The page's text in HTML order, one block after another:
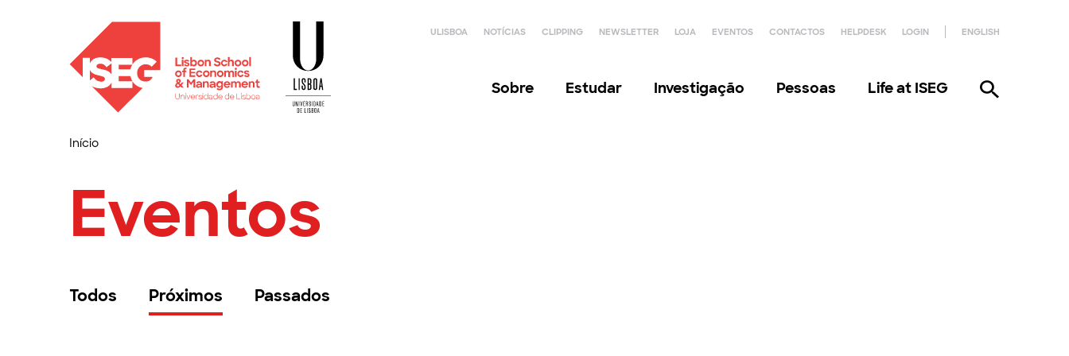
ULISBOA NOTÍCIAS CLIPPING NEWSLETTER LOJA EVENTOS CONTACTOS HELPDESK LOGIN ENGLISH
Sobre Estudar Investigação Pessoas Life at ISEG
Início
Eventos
Todos Próximos Passados